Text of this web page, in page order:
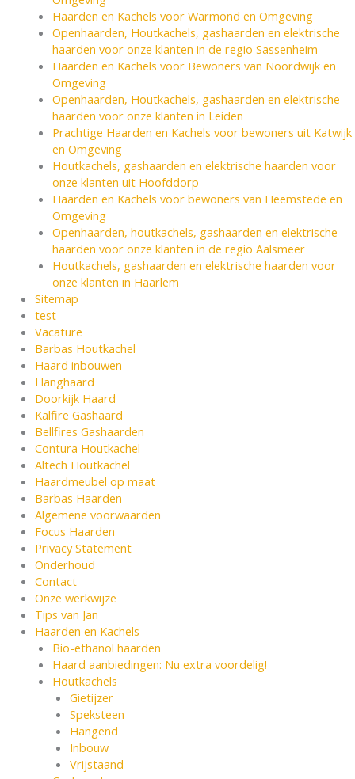
Haarden en Kachels voor Warmond en Omgeving
Openhaarden, Houtkachels, gashaarden en elektrische
haarden voor onze klanten in de regio Sassenheim
Haarden en Kachels voor Bewoners van Noordwijk en
Omgeving
Openhaarden, Houtkachels, gashaarden en elektrische
haarden voor onze klanten in Leiden
Prachtige Haarden en Kachels voor bewoners uit Katwijk
en Omgeving
Houtkachels, gashaarden en elektrische haarden voor
onze klanten uit Hoofddorp
Haarden en Kachels voor bewoners van Heemstede en
Omgeving
Openhaarden, houtkachels, gashaarden en elektrische
haarden voor onze klanten in de regio Aalsmeer
Houtkachels, gashaarden en elektrische haarden voor
onze klanten in Haarlem
Sitemap
test
Vacature
Barbas Houtkachel
Haard inbouwen
Hanghaard
Doorkijk Haard
Kalfire Gashaard
Bellfires Gashaarden
Contura Houtkachel
Altech Houtkachel
Haardmeubel op maat
Barbas Haarden
Algemene voorwaarden
Focus Haarden
Privacy Statement
Onderhoud
Contact
Onze werkwijze
Tips van Jan
Haarden en Kachels
Bio-ethanol haarden
Haard aanbiedingen: Nu extra voordelig!
Houtkachels
Gietijzer
Speksteen
Hangend
Inbouw
Vrijstaand